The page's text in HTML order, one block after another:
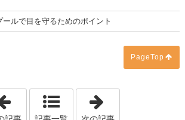
ールで目を守るためのポイント
PageTop
「エアコンと目の乾燥、快適さと目の健